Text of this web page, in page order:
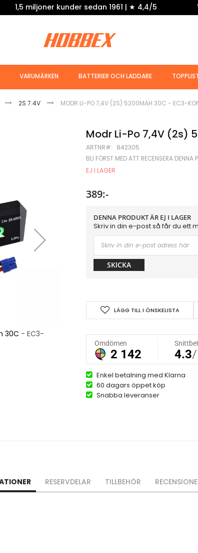
1,5 miljoner kunder sedan 1961 | ★ 4,4/5
VARUMÄRKEN BATTERIER OCH LADDARE
2S 7.4V MODR LI-PO 7,4V (2S) 5200MAH 30C - EC3-
30C - EC3-
Modr Li-Po 7,4V (2s)
Modr Li-Po 7,4V (2s)
ARTNR 842305
BLI FÖRST MED ATT RECENSERA DENNA
EJ I LAGER
389:-
DENNA PRODUKT ÄR EJ I LAGER
Skriv in din e-post så får du ett
SKICKA
LÄGG TILL I ÖNSKELISTA
Enkel betalning med Klarna
60 dagars öppet köp
Snabba leveranser
RESERVDELAR TILLBEHÖR